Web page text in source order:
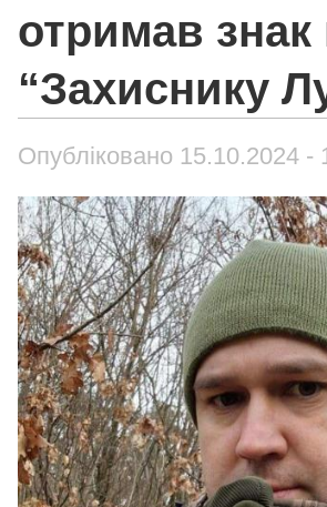
отримав
“Захиснику
Опубліковано 15.10.2024 -